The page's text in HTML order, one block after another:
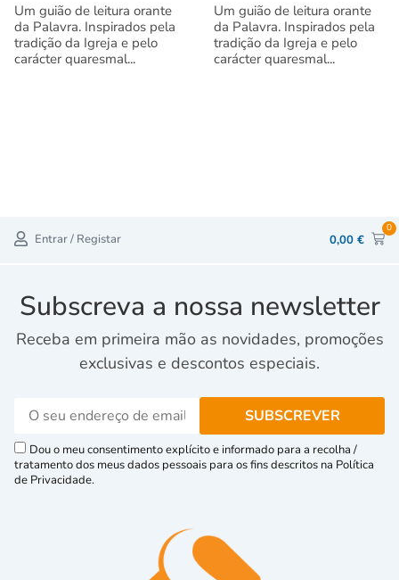
Um guião de leitura orante
da Palavra. Inspirados pela
tradição da Igreja e pelo
carácter quaresmal...
Um guião de leitura orante
da Palavra. Inspirados pela
tradição da Igreja e pelo
carácter quaresmal...
Entrar / Registar 0,00 €
0
Subscreva a nossa newsletter
Receba em primeira mão as novidades, promoções
exclusivas e descontos especiais.
Dou o meu consentimento explícito e informado para a recolha /
tratamento dos meus dados pessoais para os fins descritos na Política
de Privacidade.